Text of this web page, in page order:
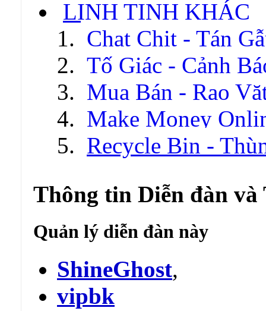
LINH TINH KHÁC
Chat Chit - Tán
Tố Giác - Cảnh
Mua Bán - Rao
Make Money
Recycle Bin -
Thông tin Diễn đàn và
Quản lý diễn đàn này
ShineGhost,
vipbk